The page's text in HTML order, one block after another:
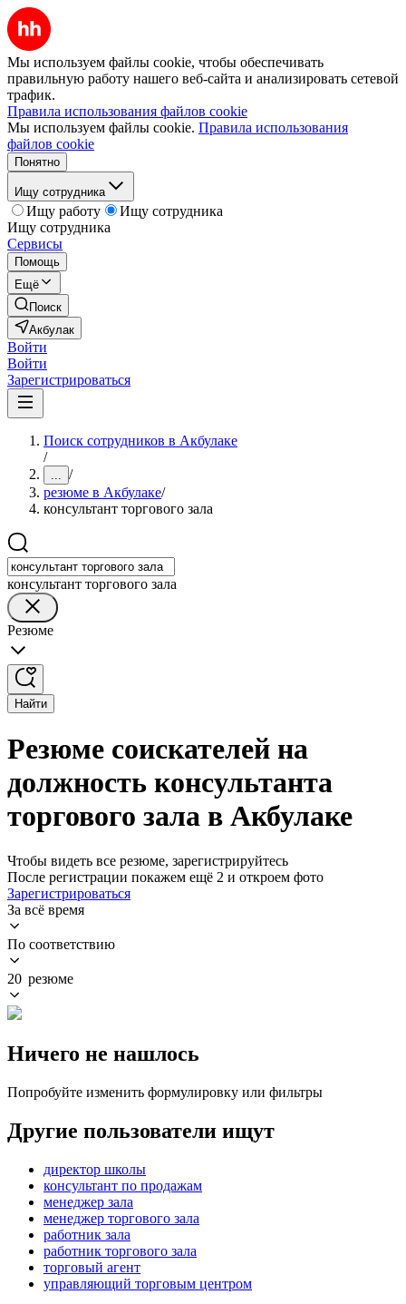
Мы используем файлы cookie, чтобы обеспечивать
правильную работу нашего веб-сайта и анализировать сетевой
трафик.
Правила использования файлов cookie
Мы используем файлы cookie. Правила использования
файлов cookie
Понятно
Ищу сотрудника
Ищу работу
Ищу сотрудника
Ищу сотрудника
Сервисы
Помощь
Ещё
Поиск
Акбулак
Войти
Войти
Зарегистрироваться
Поиск сотрудников в Акбулаке
/
... /
резюме в Акбулаке/
консультант торгового зала
консультант торгового зала
Резюме
Найти
Резюме соискателей на
должность консультанта
торгового зала в Акбулаке
Чтобы видеть все резюме, зарегистрируйтесь
После регистрации покажем ещё 2 и откроем фото
Зарегистрироваться
За всё время
По соответствию
20 резюме
Ничего не нашлось
Попробуйте изменить формулировку или фильтры
Другие пользователи ищут
директор школы
консультант по продажам
менеджер зала
менеджер торгового зала
работник зала
работник торгового зала
торговый агент
управляющий торговым центром